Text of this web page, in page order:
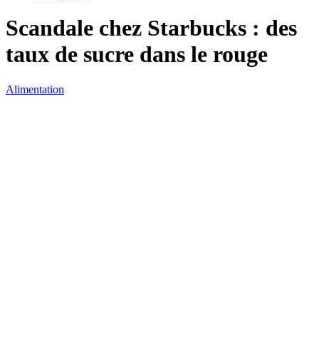
Scandale chez Starbucks : des
taux de sucre dans le rouge
Alimentation